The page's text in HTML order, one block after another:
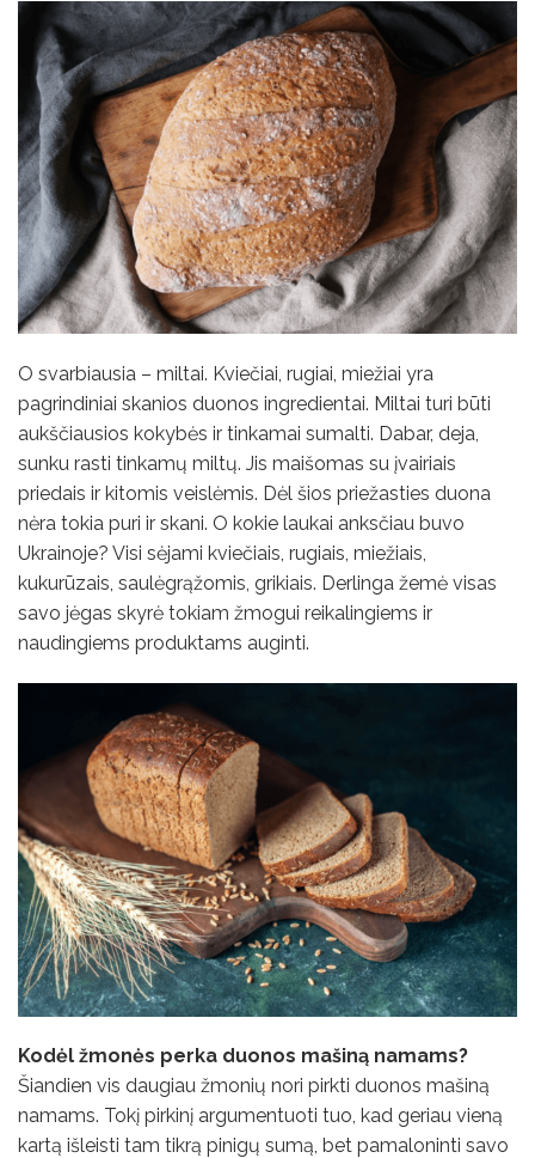
O svarbiausia – miltai. Kviečiai, rugiai, miežiai yra
pagrindiniai skanios duonos ingredientai. Miltai turi būti
aukščiausios kokybės ir tinkamai sumalti. Dabar, deja,
sunku rasti tinkamų miltų. Jis maišomas su įvairiais
priedais ir kitomis veislėmis. Dėl šios priežasties duona
nėra tokia puri ir skani. O kokie laukai anksčiau buvo
Ukrainoje? Visi sėjami kviečiais, rugiais, miežiais,
kukurūzais, saulėgrąžomis, grikiais. Derlinga žemė visas
savo jėgas skyrė tokiam žmogui reikalingiems ir
naudingiems produktams auginti.
Kodėl žmonės perka duonos mašiną namams?
Šiandien vis daugiau žmonių nori pirkti duonos mašiną
namams. Tokį pirkinį argumentuoti tuo, kad geriau vieną
kartą išleisti tam tikrą pinigų sumą, bet pamaloninti savo